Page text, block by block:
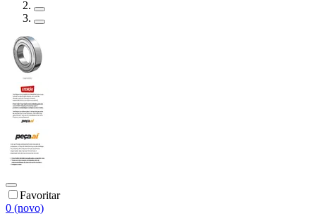
Favoritar
0 (novo)